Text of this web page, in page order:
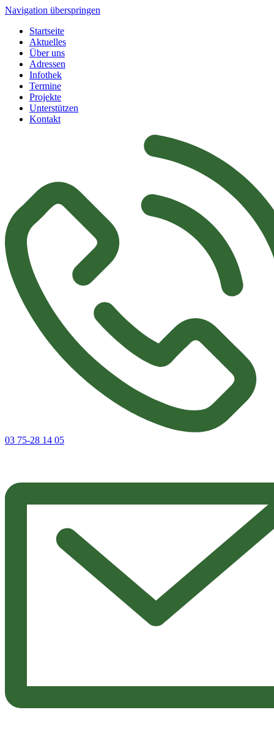
Navigation überspringen
Startseite
Aktuelles
Über uns
Adressen
Infothek
Termine
Projekte
Unterstützen
Kontakt
03 75-28 14 05